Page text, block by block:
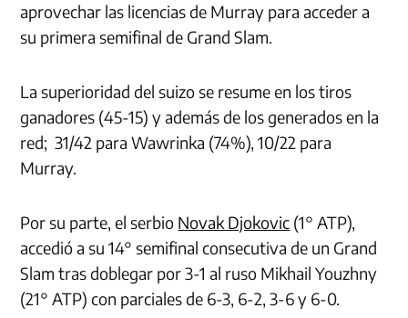
aprovechar las licencias de Murray para acceder a
su primera semifinal de Grand Slam.
La superioridad del suizo se resume en los tiros
ganadores (45-15) y además de los generados en la
red; 31/42 para Wawrinka (74%), 10/22 para
Murray.
Por su parte, el serbio Novak Djokovic (1° ATP),
accedió a su 14° semifinal consecutiva de un Grand
Slam tras doblegar por 3-1 al ruso Mikhail Youzhny
(21° ATP) con parciales de 6-3, 6-2, 3-6 y 6-0.